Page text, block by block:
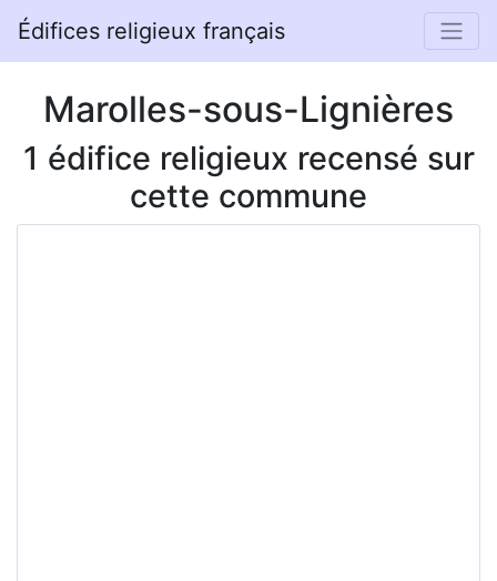
Édifices religieux français
Marolles-sous-Lignières
1 édifice religieux recensé sur
cette commune